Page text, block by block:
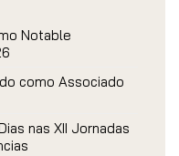
Notable
como Associado
nas XII Jornadas